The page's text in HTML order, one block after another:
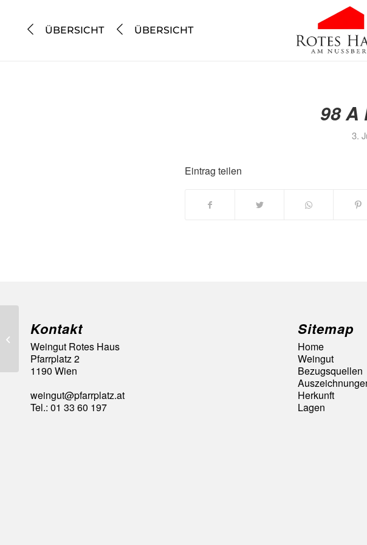
ÜBERSICHT ÜBERSICHT
98 A
3.
Eintrag teilen
Kontakt
Weingut Rotes Haus
Pfarrplatz 2
1190 Wien
weingut@pfarrplatz.at
Tel.: 01 33 60 197
Sitemap
Home
Weingut
Bezugsquellen
Herkunft
Lagen